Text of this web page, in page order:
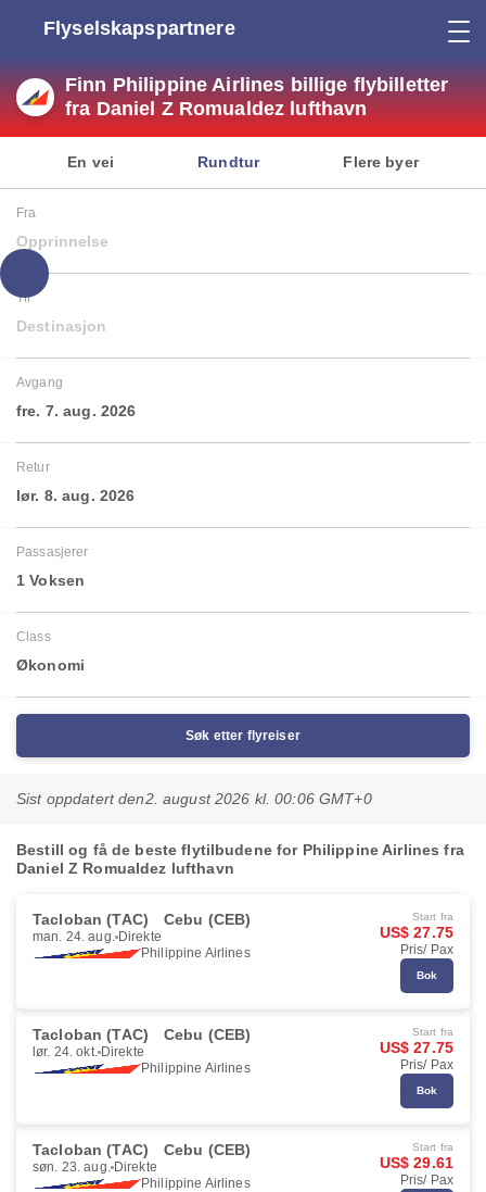
Flyselskapspartnere
Finn Philippine Airlines billige flybilletter
fra Daniel Z Romualdez lufthavn
En vei Rundtur Flere byer
Fra
Opprinnelse
Til
Destinasjon
Avgang
fre. 7. aug. 2026
Retur
lør. 8. aug. 2026
Passasjerer
1 Voksen
Class
Økonomi
Søk etter flyreiser
Sist oppdatert den2. august 2026 kl. 00:06 GMT+0
Bestill og få de beste flytilbudene for Philippine Airlines fra
Daniel Z Romualdez lufthavn
Tacloban (TAC) Cebu (CEB)
man. 24. aug. Direkte
Philippine Airlines
Start fra
US$ 27.75
Pris/ Pax
Bok
Tacloban (TAC) Cebu (CEB)
lør. 24. okt. Direkte
Philippine Airlines
Start fra
US$ 27.75
Pris/ Pax
Bok
Tacloban (TAC) Cebu (CEB)
søn. 23. aug. Direkte
Philippine Airlines
Start fra
US$ 29.61
Pris/ Pax